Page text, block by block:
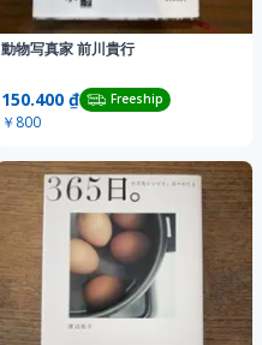
動物写真家 前川貴行
150.400 ₫ Freeship
￥800